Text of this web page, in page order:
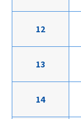
12
13
14